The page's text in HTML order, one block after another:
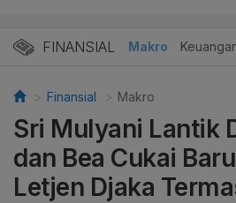
FINANSIAL Makro
Finansial Makro
Sri Mulyani Lantik
dan Bea Cukai
Letjen Djaka